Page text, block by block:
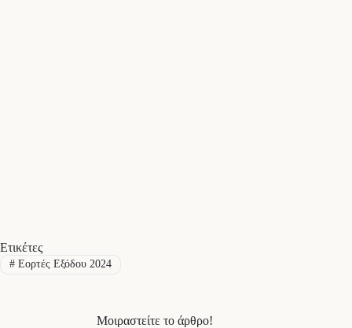
Ετικέτες
#Εορτές Εξόδου 2024
Μοιραστείτε το άρθρο!